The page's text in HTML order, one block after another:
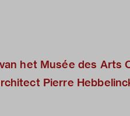
het Musée des Arts
Pierre